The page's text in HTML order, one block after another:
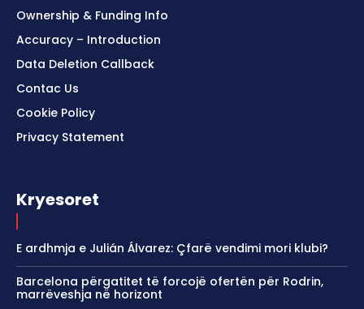
Ownership & Funding Info
Accuracy – Introduction
Data Deletion Callback
Contac Us
Cookie Policy
Privacy Statement
Kryesoret
E ardhmja e Julián Álvarez: Çfarë vendimi mori klubi?
Barcelona përgatitet të forcojë ofertën për Rodrin,
marrëveshja në horizont